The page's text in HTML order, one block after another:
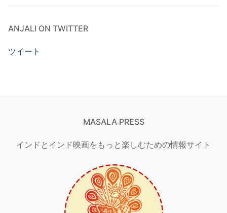
ANJALI ON TWITTER
ツイート
MASALA PRESS
インドとインド映画をもっと楽しむための情報サイト